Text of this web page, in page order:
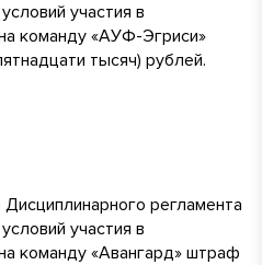
участия в
команду «АУФ-Эгриси»
тысяч) рублей.
Дисциплинарного регламента
участия в
команду «Авангард» штраф